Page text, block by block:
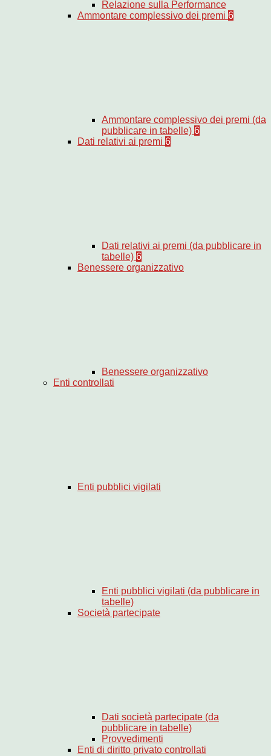
Relazione sulla Performance
Ammontare complessivo dei premi 6
Ammontare complessivo dei premi (da
pubblicare in tabelle) 6
Dati relativi ai premi 6
Dati relativi ai premi (da pubblicare in
tabelle) 6
Benessere organizzativo
Benessere organizzativo
Enti controllati
Enti pubblici vigilati
Enti pubblici vigilati (da pubblicare in
tabelle)
Società partecipate
Dati società partecipate (da
pubblicare in tabelle)
Provvedimenti
Enti di diritto privato controllati